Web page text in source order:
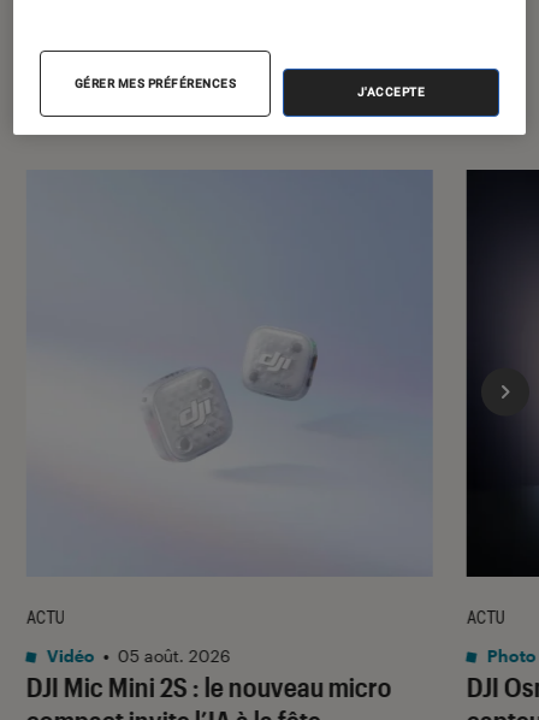
Dernièrement dans Photo et vidéo
DJI Mic Mini 2S : le nouveau micro
ACTU
Vidéo • 05 août. 2026
DJI
ACTU
GÉRER MES PRÉFÉRENCES
J'ACCEPTE